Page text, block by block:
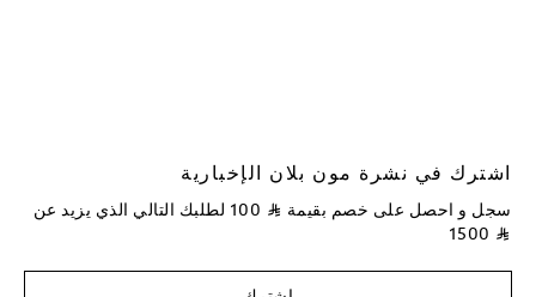
اشترك في نشرة مون بلان الإخبارية
سجل و احصل على خصم بقيمة ⃁
لطلبك التالي الذي يزيد عن
⃁